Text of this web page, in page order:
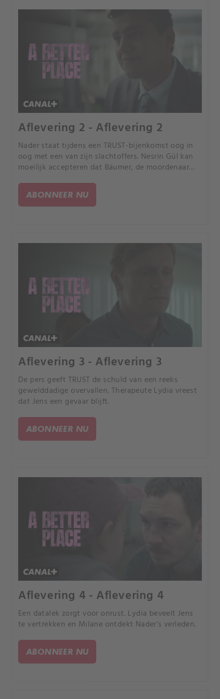
Aflevering 2 - Aflevering 2
Nader staat tijdens een TRUST-bijenkomst oog in
oog met een van zijn slachtoffers. Nesrin Gül kan
moeilijk accepteren dat Bäumer, de moordenaar
ABONNEER NU
Aflevering 3 - Aflevering 3
De pers geeft TRUST de schuld van een reeks
gewelddadige overvallen. Therapeute Lydia vreest
dat Jens een gevaar blijft.
ABONNEER NU
Aflevering 4 - Aflevering 4
Een datalek zorgt voor onrust. Lydia beveelt Jens
te vertrekken en Milane ontdekt Nader’s verleden.
ABONNEER NU